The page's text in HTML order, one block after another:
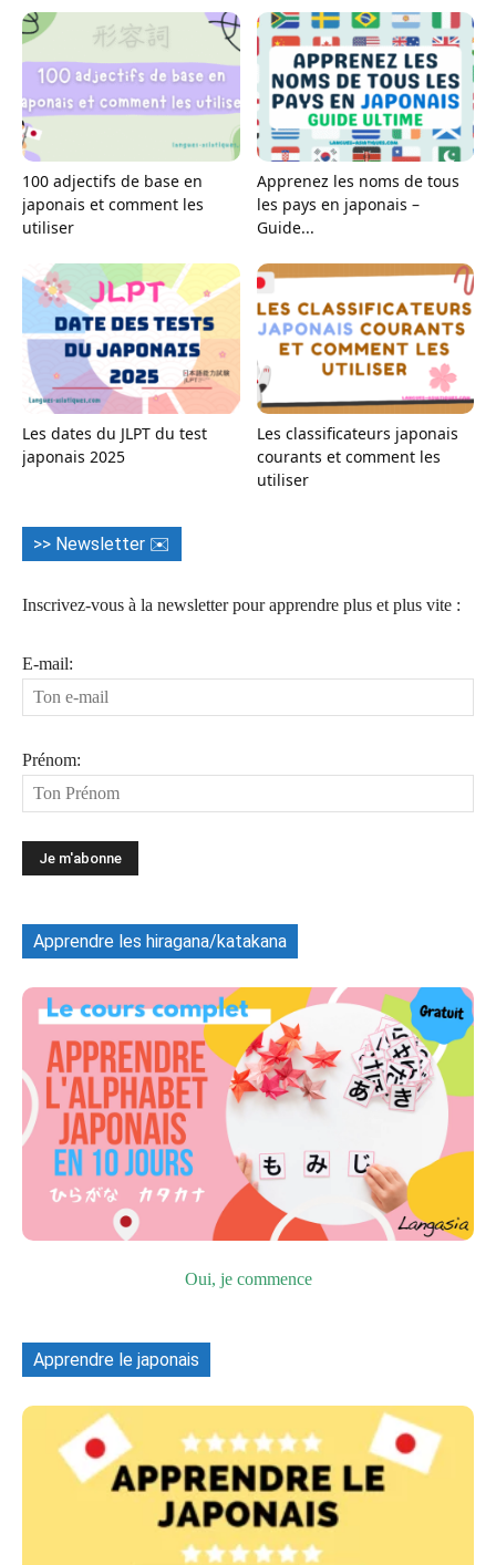
100 adjectifs de base en
japonais et comment les
utiliser
Apprenez les noms de tous
les pays en japonais –
Guide...
Les dates du JLPT du test
japonais 2025
Les classificateurs japonais
courants et comment les
utiliser
>> Newsletter ✉️
Inscrivez-vous à la newsletter pour apprendre plus et plus vite :
E-mail:
Prénom:
Apprendre les hiragana/katakana
Oui, je commence
Apprendre le japonais